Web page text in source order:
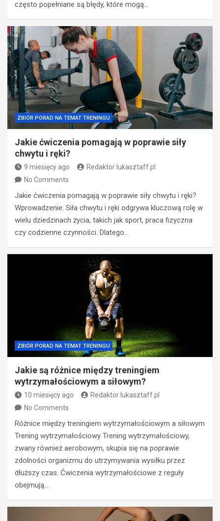
często popełniane są błędy, które mogą…
ZBIÓR PORAD NA TEMAT TRENINGU
Jakie ćwiczenia pomagają w poprawie siły
chwytu i ręki?
9 miesięcy ago
Redaktor lukasztaff.pl
No Comments
Jakie ćwiczenia pomagają w poprawie siły chwytu i ręki?
Wprowadzenie: Siła chwytu i ręki odgrywa kluczową rolę w
wielu dziedzinach życia, takich jak sport, praca fizyczna
czy codzienne czynności. Dlatego…
ZBIÓR PORAD NA TEMAT TRENINGU
Jakie są różnice między treningiem
wytrzymałościowym a siłowym?
10 miesięcy ago
Redaktor lukasztaff.pl
No Comments
Różnice między treningiem wytrzymałościowym a siłowym
Trening wytrzymałościowy Trening wytrzymałościowy,
zwany również aerobowym, skupia się na poprawie
zdolności organizmu do utrzymywania wysiłku przez
dłuższy czas. Ćwiczenia wytrzymałościowe z reguły
obejmują…